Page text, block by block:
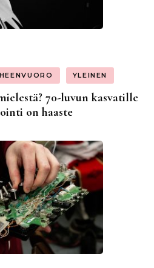
YLEINEN
70-luvun kasvatille
on haaste